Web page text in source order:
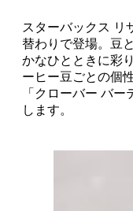
スターバックス リ
替わりで登場。豆
かなひとときに彩
ーヒー豆ごとの個
「クローバー バ
します。